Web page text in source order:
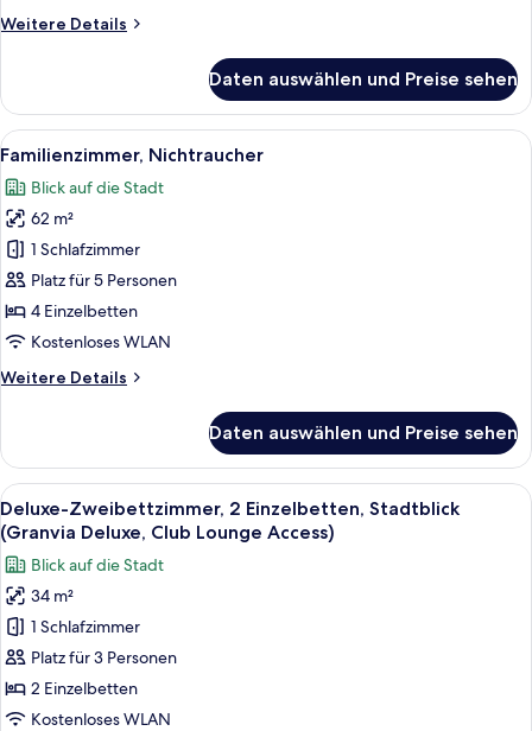
Weitere Details
Weitere
Doppelzimmer,
1 King-
Bett,
Daten auswählen und Preise sehen
Alle
Fotos
für
Familienzimmer,
Nichtraucher
anzeigen
Ein modernes Hotelzimmer mit Blick
5
Familienzimmer, Nichtraucher
Blick auf die Stadt
62 m²
1 Schlafzimmer
Platz für 5 Personen
4 Einzelbetten
Kostenloses WLAN
Weitere Details
Weitere
Nichtraucher
Daten auswählen und Preise sehen
Alle
Fotos
für
Deluxe-
Zweibettzimmer,
2 Einzelbetten,
Stadtblick
(Granvia
Deluxe,
Ein modernes Hotelzimmer mit
7
Deluxe-Zweibettzimmer, 2 Einzelbetten, Stadtblick
(Granvia Deluxe, Club Lounge Access)
Blick auf die Stadt
34 m²
1 Schlafzimmer
Platz für 3 Personen
2 Einzelbetten
Kostenloses WLAN